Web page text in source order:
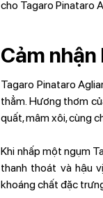
cho Tagaro Pinataro
Cảm
Tagaro Pinataro
thẳm. Hương thơm
quất, mâm xôi, cùng
Khi nhấp một ngụm
thanh thoát và hậu
khoáng chất đặc